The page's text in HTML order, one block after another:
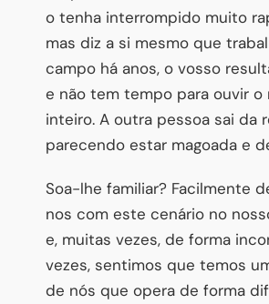
o tenha interrompido muito
mas diz a si mesmo que
campo há anos, o vosso
e não tem tempo para ouvir o
inteiro. A outra pessoa sai da
parecendo estar magoada e
Soa-lhe familiar? Facilmente
nos com este cenário no
e, muitas vezes, de forma
vezes, sentimos que temos
de nós que opera de forma